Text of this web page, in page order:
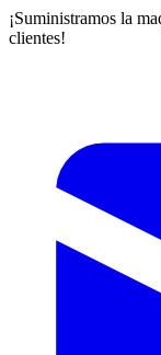
¡Suministramos la
clientes!